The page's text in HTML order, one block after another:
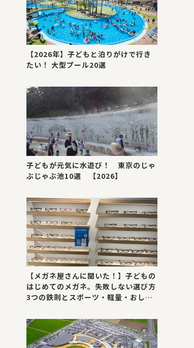
【2026年】子どもと泊りがけで行き
たい！ 大型プール20選
子どもが元気に水遊び！ 東京のじゃ
ぶじゃぶ池10選 【2026】
【メガネ屋さんに聞いた！】子どもの
はじめてのメガネ。失敗しない選び方
3つの鉄則とスポーツ・軽量・おしゃ